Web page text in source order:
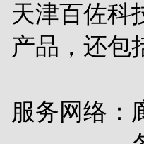
天津百佐科
产品，还包
服务网络：